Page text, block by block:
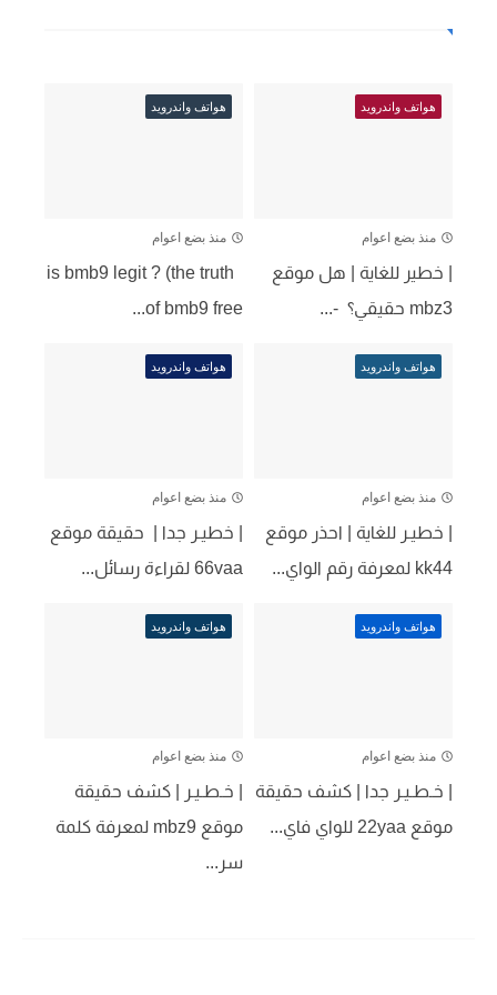
هواتف واندرويد
منذ بضع اعوام
mbz3 حقيقي؟  -...
هواتف واندرويد
منذ بضع اعوام
is bmb9 legit ? (the truth
of bmb9 free...
هواتف واندرويد
منذ بضع اعوام
kk44 لمعرفة رقم الواي...
هواتف واندرويد
منذ بضع اعوام
66vaa لقراءة رسائل...
هواتف واندرويد
منذ بضع اعوام
موقع 22yaa للواي فاي...
هواتف واندرويد
منذ بضع اعوام
سر...